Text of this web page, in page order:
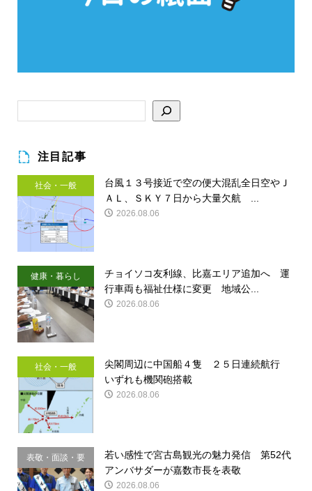
注目記事
社会・一般
台風１３号接近で空の便大混乱全日空やＪ
ＡＬ、ＳＫＹ７日から大量欠航 ...
2026.08.06
健康・暮らし
チョイソコ友利線、比嘉エリア追加へ 運
行車両も福祉仕様に変更 地域公...
2026.08.06
社会・一般
尖閣周辺に中国船４隻 ２５日連続航行
いずれも機関砲搭載
2026.08.06
表敬・面談・要
請
若い感性で宮古島観光の魅力発信 第52代
アンバサダーが嘉数市長を表敬
2026.08.06